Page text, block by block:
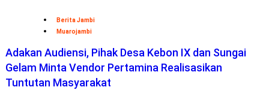
Berita Jambi
Muarojambi
Adakan Audiensi, Pihak Desa Kebon IX dan Sungai
Gelam Minta Vendor Pertamina Realisasikan
Tuntutan Masyarakat